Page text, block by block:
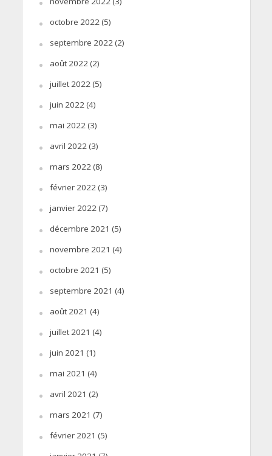
octobre 2022 (5)
septembre 2022 (2)
août 2022 (2)
juillet 2022 (5)
juin 2022 (4)
mai 2022 (3)
avril 2022 (3)
mars 2022 (8)
février 2022 (3)
janvier 2022 (7)
décembre 2021 (5)
novembre 2021 (4)
octobre 2021 (5)
septembre 2021 (4)
août 2021 (4)
juillet 2021 (4)
juin 2021 (1)
mai 2021 (4)
avril 2021 (2)
mars 2021 (7)
février 2021 (5)